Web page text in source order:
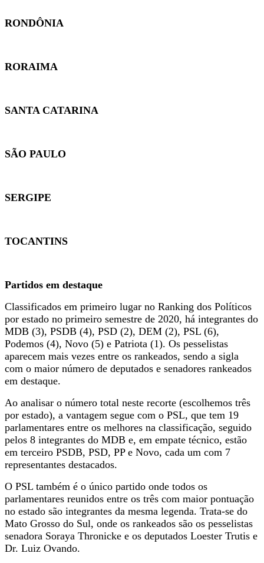
RONDÔNIA
RORAIMA
SANTA CATARINA
SÃO PAULO
SERGIPE
TOCANTINS
Partidos em destaque
Classificados em primeiro lugar no Ranking dos Políticos
por estado no primeiro semestre de 2020, há integrantes do
MDB (3), PSDB (4), PSD (2), DEM (2), PSL (6),
Podemos (4), Novo (5) e Patriota (1). Os pesselistas
aparecem mais vezes entre os rankeados, sendo a sigla
com o maior número de deputados e senadores rankeados
em destaque.
Ao analisar o número total neste recorte (escolhemos três
por estado), a vantagem segue com o PSL, que tem 19
parlamentares entre os melhores na classificação, seguido
pelos 8 integrantes do MDB e, em empate técnico, estão
em terceiro PSDB, PSD, PP e Novo, cada um com 7
representantes destacados.
O PSL também é o único partido onde todos os
parlamentares reunidos entre os três com maior pontuação
no estado são integrantes da mesma legenda. Trata-se do
Mato Grosso do Sul, onde os rankeados são os pesselistas
senadora Soraya Thronicke e os deputados Loester Trutis e
Dr. Luiz Ovando.